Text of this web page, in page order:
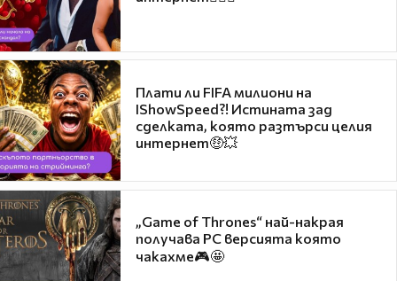
Плати ли FIFA милиони на
IShowSpeed?! Истината зад
сделката, която разтърси целия
интернет🤑💥
„Game of Thrones“ най-накрая
получава PC версията която
чакахме🎮🤩